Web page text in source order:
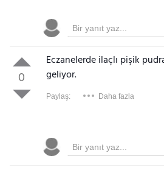
0
Eczanelerde ilaçlı pişik
geliyor.
Paylaş: Daha fazla